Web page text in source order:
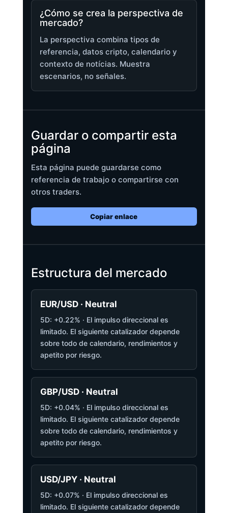
¿Cómo se crea la perspectiva de
mercado?
La perspectiva combina tipos de
referencia, datos cripto, calendario y
contexto de notícias. Muestra
escenarios, no señales.
Guardar o compartir esta
página
Esta página puede guardarse como
referencia de trabajo o compartirse con
otros traders.
Copiar enlace
Estructura del mercado
EUR/USD · Neutral
5D: +0.22% · El impulso direccional es
limitado. El siguiente catalizador depende
sobre todo de calendario, rendimientos y
apetito por riesgo.
GBP/USD · Neutral
5D: +0.04% · El impulso direccional es
limitado. El siguiente catalizador depende
sobre todo de calendario, rendimientos y
apetito por riesgo.
USD/JPY · Neutral
5D: +0.07% · El impulso direccional es
limitado. El siguiente catalizador depende